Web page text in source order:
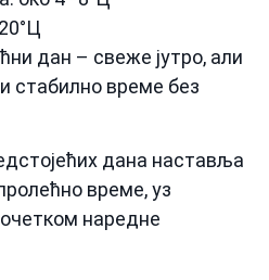
дан – свеже јутро, али
стабилно време без
дана наставља
време, уз
наредне